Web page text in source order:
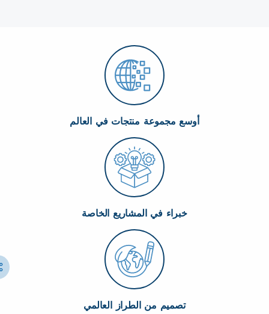
أوسع مجموعة منتجات في العالم
خبراء في المشاريع الخاصة
تصميم من الطراز العالمي